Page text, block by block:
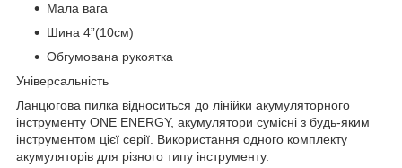
Мала вага
Шина 4”(10см)
Обгумована рукоятка
Універсальність
Ланцюгова пилка відноситься до лінійки акумуляторного
інструменту ONE ENERGY, акумулятори сумісні з будь-яким
інструментом цієї серії. Використання одного комплекту
акумуляторів для різного типу інструменту.